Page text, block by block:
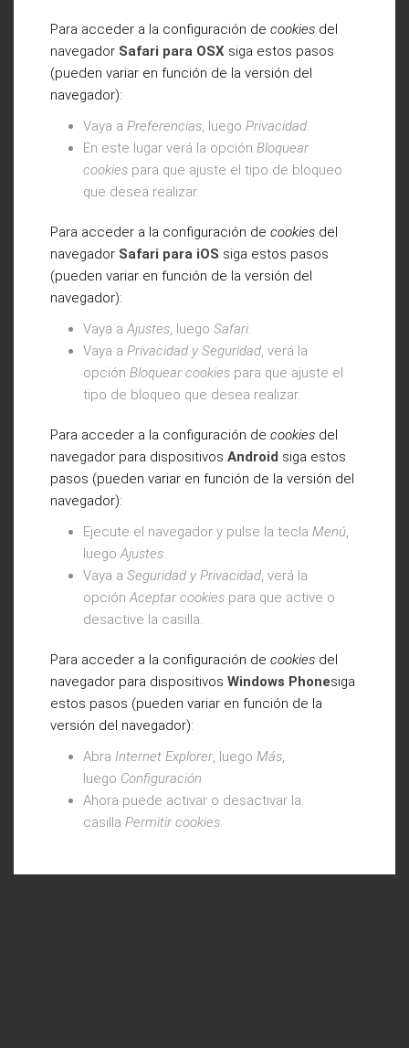
Para acceder a la configuración de cookies del
navegador Safari para OSX siga estos pasos
(pueden variar en función de la versión del
navegador):
Vaya a Preferencias, luego Privacidad.
En este lugar verá la opción Bloquear
cookies para que ajuste el tipo de bloqueo
que desea realizar.
Para acceder a la configuración de cookies del
navegador Safari para iOS siga estos pasos
(pueden variar en función de la versión del
navegador):
Vaya aAjustes, luego Safari.
Vaya a Privacidad y Seguridad, verá la
opción Bloquear cookies para que ajuste el
tipo de bloqueo que desea realizar.
Para acceder a la configuración de cookies del
navegador para dispositivos Android siga estos
pasos (pueden variar en función de la versión del
navegador):
Ejecute el navegador y pulse la tecla Menú,
luegoAjustes.
Vaya a Seguridad y Privacidad, verá la
opciónAceptar cookies para que active o
desactive la casilla.
Para acceder a la configuración de cookies del
navegador para dispositivos Windows Phonesiga
estos pasos (pueden variar en función de la
versión del navegador):
Abra Internet Explorer, luego Más,
luego Configuración
Ahora puede activar o desactivar la
casilla Permitir cookies.